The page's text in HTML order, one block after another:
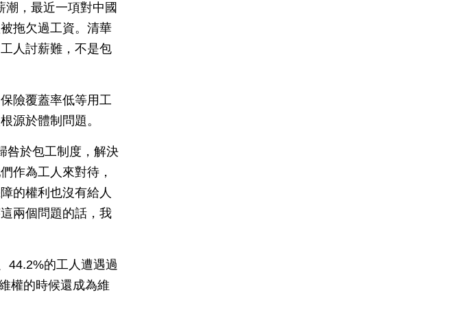
潮，最近一項對中國
拖欠過工資。清華
人討薪難，不是包
險覆蓋率低等用工
源於體制問題。
咎於包工制度，解決
作為工人來對待，
的權利也沒有給人
兩個問題的話，我
44.2%的工人遭遇過
權的時候還成為維